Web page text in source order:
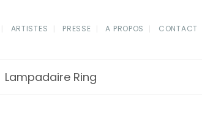
ARTISTES PRESSE A PROPOS CONTACT
Lampadaire Ring